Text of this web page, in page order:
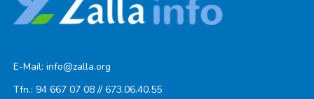
E-Mail: info@zalla.org
Tfn.: 94 667 07 08 // 673.06.40.55